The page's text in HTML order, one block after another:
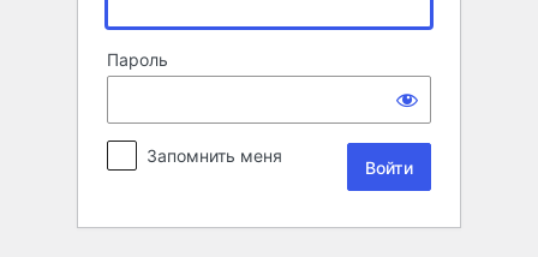
Пароль
Запомнить меня